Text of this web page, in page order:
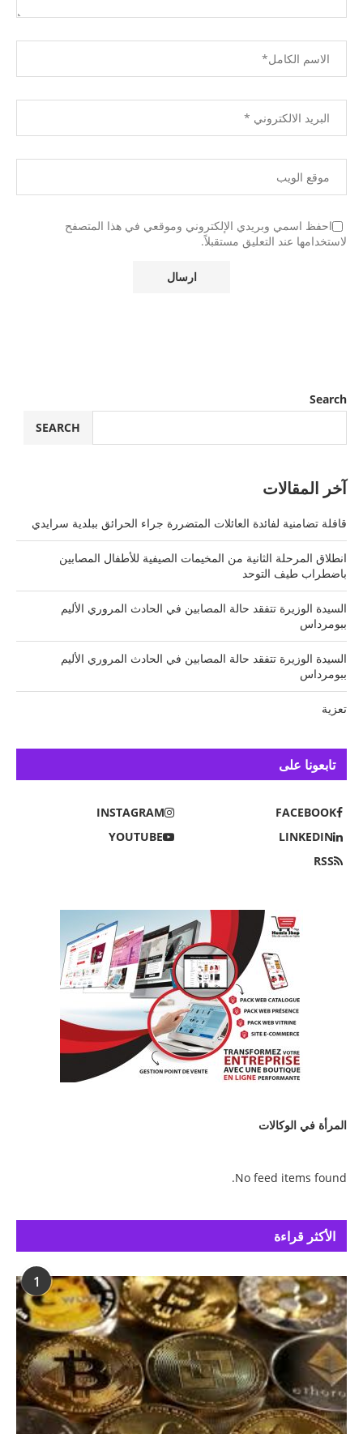
احفظ اسمي وبريدي الإلكتروني وموقعي في هذا المتصفح
لاستخدامها عند التعليق مستقبلاً.
Search
SEARCH
آخر المقالات
قافلة تضامنية لفائدة العائلات المتضررة جراء الحرائق ببلدية سرايدي
انطلاق المرحلة الثانية من المخيمات الصيفية للأطفال المصابين
باضطراب طيف التوحد
السيدة الوزيرة تتفقد حالة المصابين في الحادث المروري الأليم
ببومرداس
السيدة الوزيرة تتفقد حالة المصابين في الحادث المروري الأليم
ببومرداس
تعزية
تابعونا على
FACEBOOK
INSTAGRAM
LINKEDIN
YOUTUBE
RSS
المرأة في الوكالات
No feed items found.
الأكثر قراءة
1